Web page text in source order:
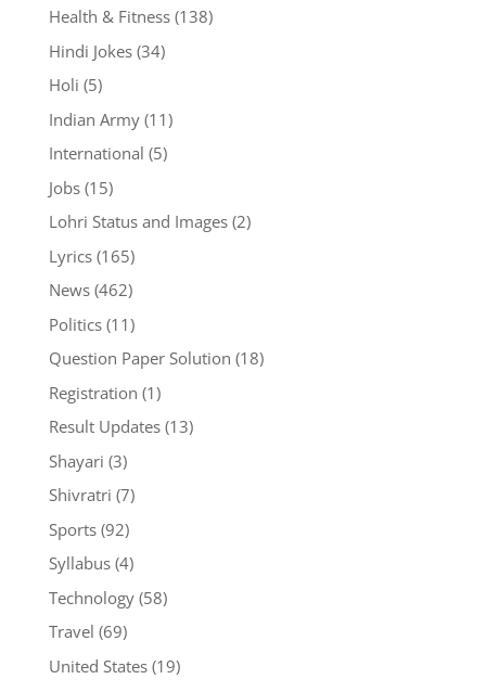
Health & Fitness(138)
Hindi Jokes(34)
Holi (5)
Indian Army(11)
International (5)
Jobs(15)
Lohri Status and Images(2)
Lyrics(165)
News(462)
Politics(11)
Question Paper Solution (18)
Registration (1)
Result Updates(13)
Shayari (3)
Shivratri (7)
Sports(92)
Syllabus(4)
Technology(58)
Travel (69)
United States(19)